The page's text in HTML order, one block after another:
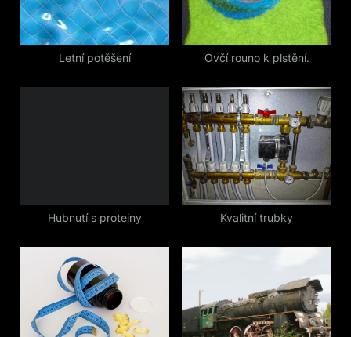
P
o
:
Letní potěšení Ovčí rouno k plstění.
Hubnutí s proteiny Kvalitní trubky